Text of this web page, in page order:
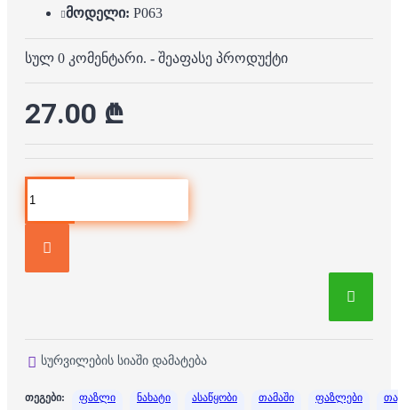
მოდელი: P063
სულ 0 კომენტარი. - შეაფასე პროდუქტი
27.00 ₾
სურვილების სიაში დამატება
თეგები: ფაზლი ნახატი ასაწყობი თამაში ფაზლები